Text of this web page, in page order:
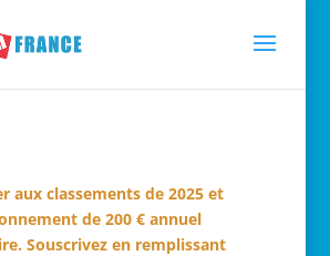
aux classements de 2025 et
de 200 € annuel
Souscrivez en remplissant